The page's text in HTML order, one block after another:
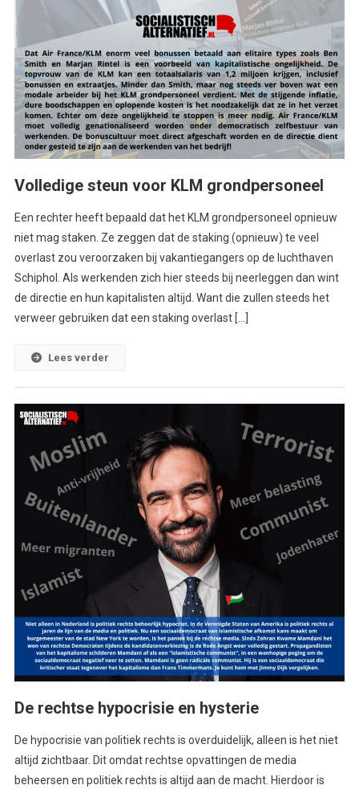
Volledige steun voor KLM grondpersoneel
Een rechter heeft bepaald dat het KLM grondpersoneel opnieuw
niet mag staken. Ze zeggen dat de staking (opnieuw) te veel
overlast zou veroorzaken bij vakantiegangers op de luchthaven
Schiphol. Als werkenden zich hier steeds bij neerleggen dan wint
de directie en hun kapitalisten altijd. Want die zullen steeds het
verweer gebruiken dat een staking overlast […]
Lees verder
De rechtse hypocrisie en hysterie
De hypocrisie van politiek rechts is overduidelijk, alleen is het niet
altijd zichtbaar. Dit omdat rechtse opvattingen de media
beheersen en politiek rechts is altijd aan de macht. Hierdoor is